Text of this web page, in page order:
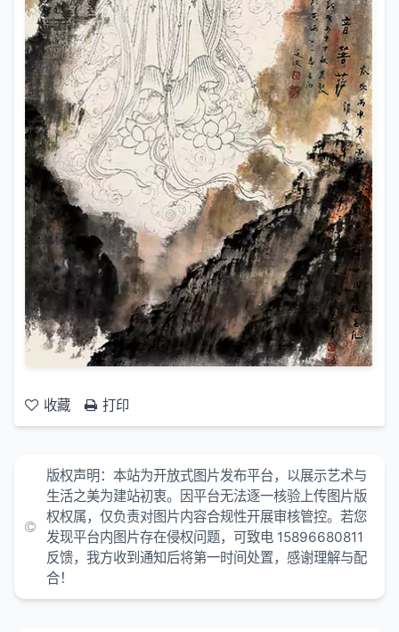
收藏 打印
版权声明：本站为开放式图片发布平台，以展示艺术与
生活之美为建站初衷。因平台无法逐一核验上传图片版
权权属，仅负责对图片内容合规性开展审核管控。若您
发现平台内图片存在侵权问题，可致电 15896680811
反馈，我方收到通知后将第一时间处置，感谢理解与配
合！